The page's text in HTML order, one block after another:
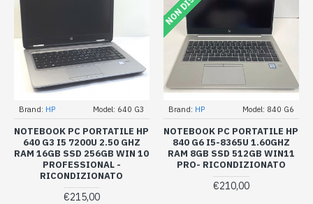
Brand: HP Model: 640 G3
NOTEBOOK PC PORTATILE HP
640 G3 I5 7200U 2.50 GHZ
RAM 16GB SSD 256GB WIN 10
PROFESSIONAL -
RICONDIZIONATO
€215,00
Brand: HP Model: 840 G6
NOTEBOOK PC PORTATILE HP
840 G6 I5-8365U 1.60GHZ
RAM 8GB SSD 512GB WIN11
PRO- RICONDIZIONATO
€210,00